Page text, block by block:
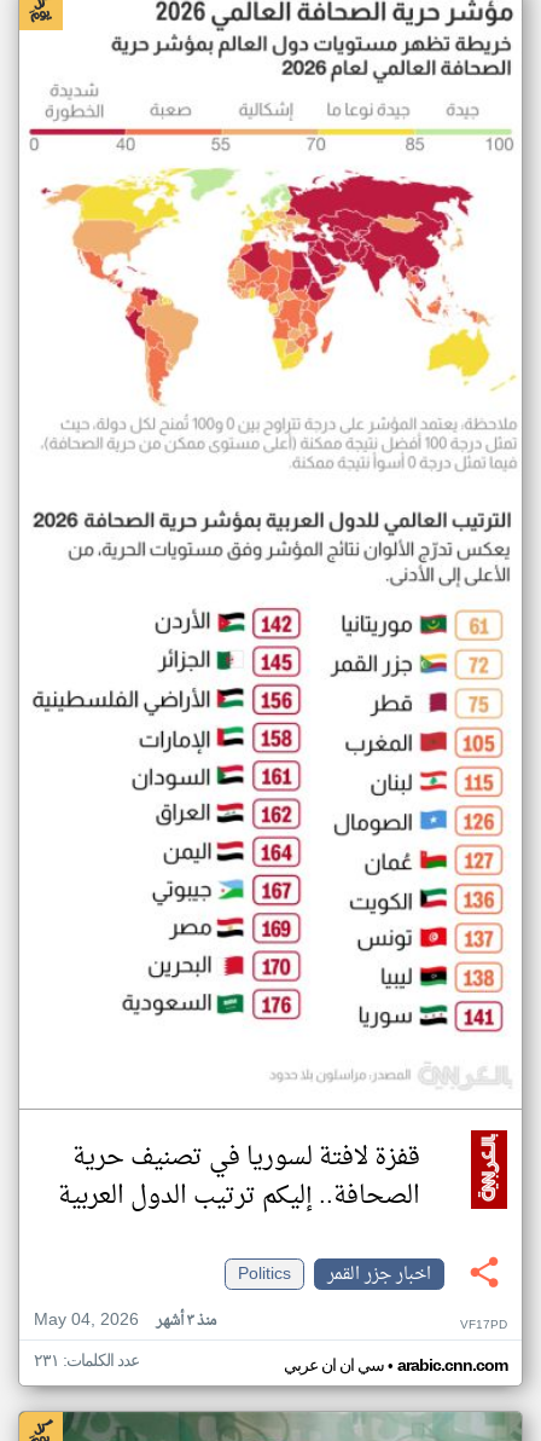
قفزة لافتة لسوريا في تصنيف حرية
الصحافة.. إليكم ترتيب الدول العربية
اخبار جزر القمر
Politics
May 04, 2026
منذ ٣ أشهر VF17PD
سي ان ان عربي• arabic.cnn.com عدد الكلمات: ٢٣١